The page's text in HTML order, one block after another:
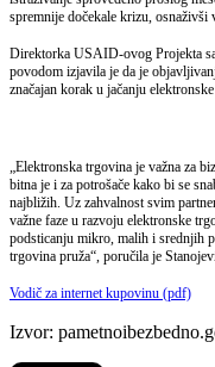
spremnije dočekale krizu, osnaživši
Direktorka USAID-ovog Projekta
povodom izjavila je da je
značajan korak u jačanju
„Elektronska trgovina je važna za
bitna je i za potrošače kako bi se
najbližih. Uz zahvalnost svim
važne faze u razvoju elektronske
podsticanju mikro, malih i srednjih
trgovina pruža“, poručila je
Vodič za internet kupovinu (pdf)
Izvor: